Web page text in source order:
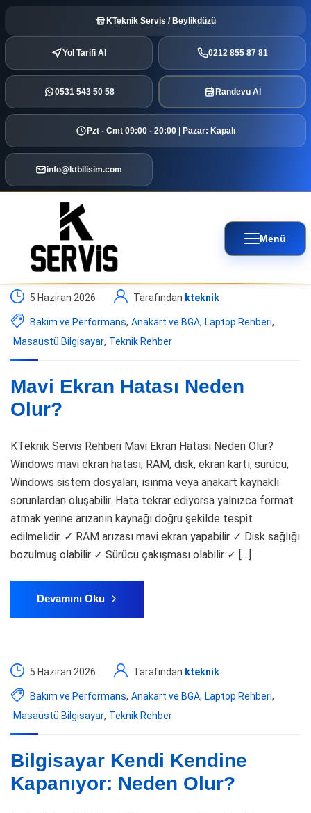
KTeknik Servis / Beylikdüzü
Yol Tarifi Al 0212 855 87 81
0531 543 50 58 Randevu Al
Pzt - Cmt 09:00 - 20:00 | Pazar: Kapalı
info@ktbilisim.com
Menü
5 Haziran 2026 Tarafından kteknik
Bakım ve Performans, Anakart ve BGA, Laptop Rehberi,
Masaüstü Bilgisayar, Teknik Rehber
Mavi Ekran Hatası Neden
Olur?
KTeknik Servis Rehberi Mavi Ekran Hatası Neden Olur?
Windows mavi ekran hatası; RAM, disk, ekran kartı, sürücü,
Windows sistem dosyaları, ısınma veya anakart kaynaklı
sorunlardan oluşabilir. Hata tekrar ediyorsa yalnızca format
atmak yerine arızanın kaynağı doğru şekilde tespit
edilmelidir. ✓ RAM arızası mavi ekran yapabilir ✓ Disk sağlığı
bozulmuş olabilir ✓ Sürücü çakışması olabilir ✓ […]
Devamını Oku
5 Haziran 2026 Tarafından kteknik
Bakım ve Performans, Anakart ve BGA, Laptop Rehberi,
Masaüstü Bilgisayar, Teknik Rehber
Bilgisayar Kendi Kendine
Kapanıyor: Neden Olur?